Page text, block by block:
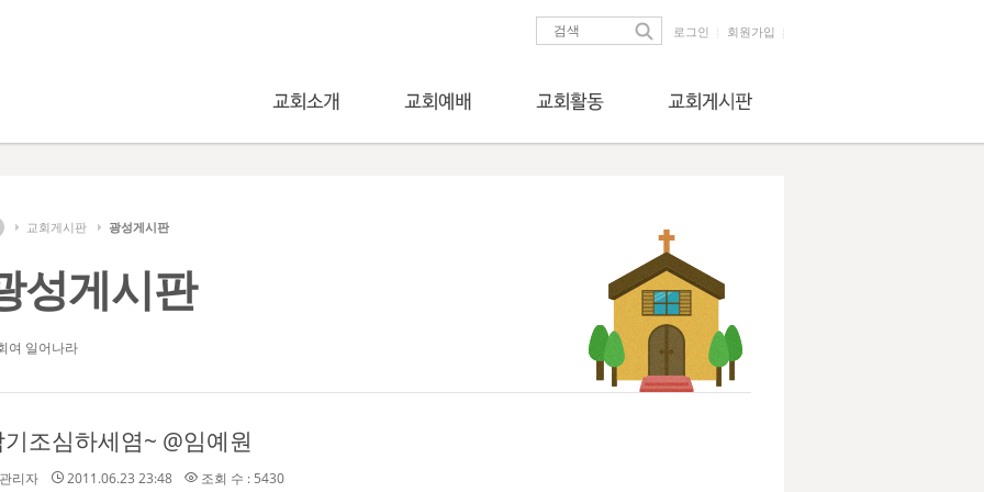
로그인 회원가입
교회게시판 광성게시판
성게시판
여 일어나라
조심하세염~ @임예원
관리자 2011.06.23 23:48 조회 수 : 5430